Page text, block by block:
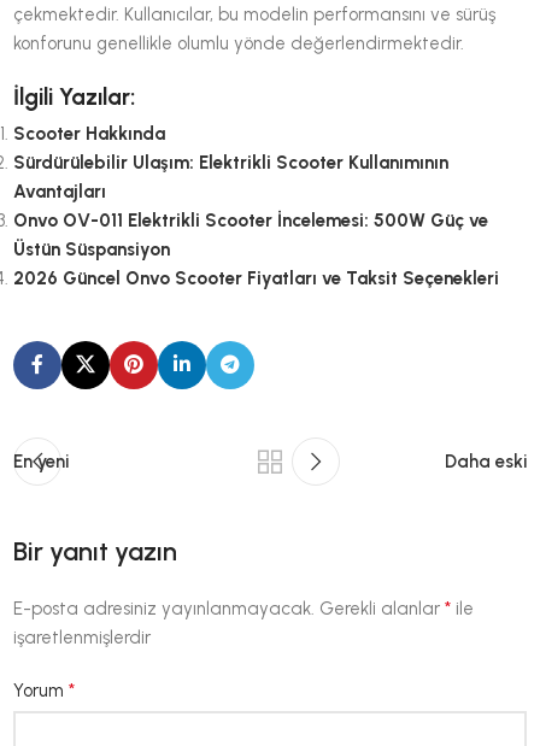
çekmektedir. Kullanıcılar, bu modelin performansını ve sürüş
konforunu genellikle olumlu yönde değerlendirmektedir.
İlgili Yazılar:
Scooter Hakkında
Sürdürülebilir Ulaşım: Elektrikli Scooter Kullanımının
Avantajları
Onvo OV-011 Elektrikli Scooter İncelemesi: 500W Güç ve
Üstün Süspansiyon
2026 Güncel Onvo Scooter Fiyatları ve Taksit Seçenekleri
En yeni Daha eski
Bir yanıt yazın
E-posta adresiniz yayınlanmayacak. Gerekli alanlar* ile
işaretlenmişlerdir
Yorum*